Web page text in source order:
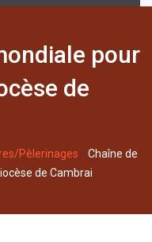
pour
de
Pèlerinages -Chaîne de
de Cambrai